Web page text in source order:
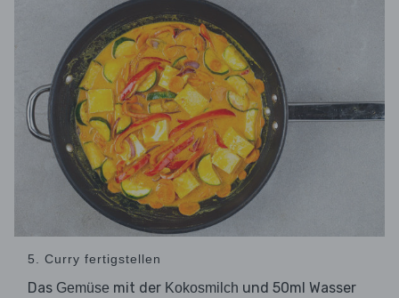
5. Curry fertigstellen
Das Gemüse mit der Kokosmilch und 50ml Wasser